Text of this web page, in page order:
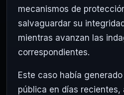
mecanismos de
salvaguardar su
mientras avanzan las
correspondientes.
Este caso había
pública en días recientes,